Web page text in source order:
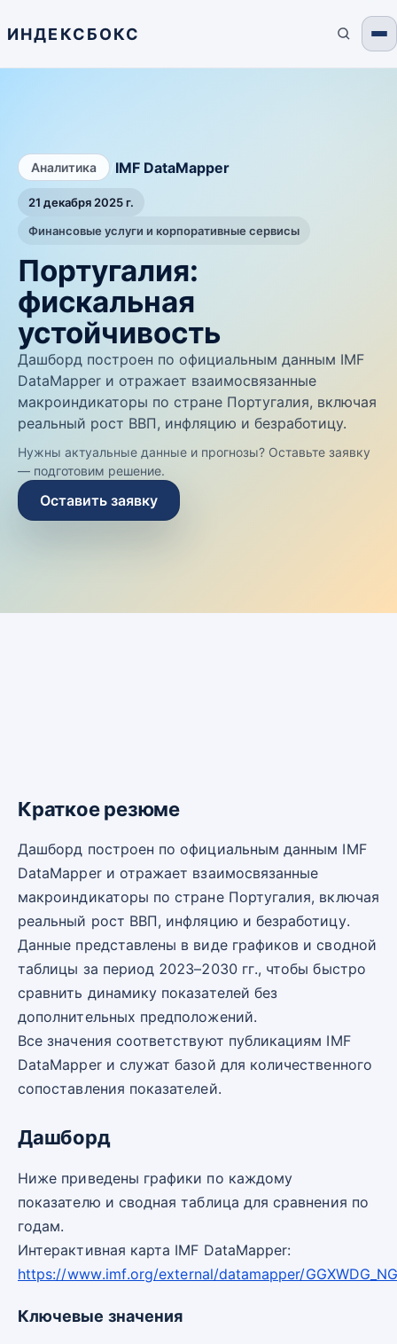
ИНДЕКСБОКС
Аналитика IMF DataMapper
21 декабря 2025 г.
Финансовые услуги и корпоративные сервисы
Португалия:
фискальная
устойчивость
Дашборд построен по официальным данным IMF
DataMapper и отражает взаимосвязанные
макроиндикаторы по стране Португалия, включая
реальный рост ВВП, инфляцию и безработицу.
Нужны актуальные данные и прогнозы? Оставьте заявку
— подготовим решение.
Оставить заявку
Краткое резюме
Дашборд построен по официальным данным IMF
DataMapper и отражает взаимосвязанные
макроиндикаторы по стране Португалия, включая
реальный рост ВВП, инфляцию и безработицу.
Данные представлены в виде графиков и сводной
таблицы за период 2023–2030 гг., чтобы быстро
сравнить динамику показателей без
дополнительных предположений.
Все значения соответствуют публикациям IMF
DataMapper и служат базой для количественного
сопоставления показателей.
Дашборд
Ниже приведены графики по каждому
показателю и сводная таблица для сравнения по
годам.
Интерактивная карта IMF DataMapper:
https://www.imf.org/external/datamapper/
Ключевые значения